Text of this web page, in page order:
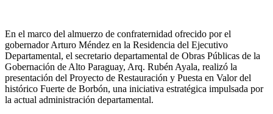
En el marco del almuerzo de confraternidad ofrecido por el
gobernador Arturo Méndez en la Residencia del Ejecutivo
Departamental, el secretario departamental de Obras Públicas de la
Gobernación de Alto Paraguay, Arq. Rubén Ayala, realizó la
presentación del Proyecto de Restauración y Puesta en Valor del
histórico Fuerte de Borbón, una iniciativa estratégica impulsada por
la actual administración departamental.